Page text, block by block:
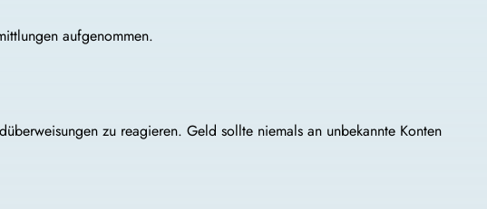
aufgenommen.
zu reagieren. Geld sollte niemals an unbekannte Konten